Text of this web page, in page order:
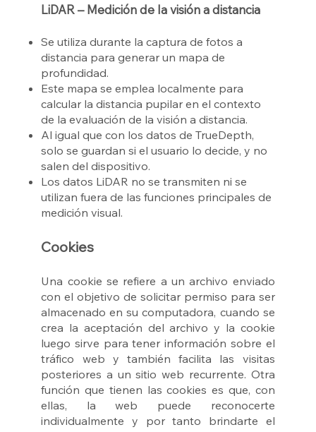
LiDAR – Medición de la visión a distancia
Se utiliza durante la captura de fotos a
distancia para generar un mapa de
profundidad.
Este mapa se emplea localmente para
calcular la distancia pupilar en el contexto
de la evaluación de la visión a distancia.
Al igual que con los datos de TrueDepth,
solo se guardan si el usuario lo decide, y no
salen del dispositivo.
Los datos LiDAR no se transmiten ni se
utilizan fuera de las funciones principales de
medición visual.
Cookies
Una cookie se refiere a un archivo enviado
con el objetivo de solicitar permiso para ser
almacenado en su computadora, cuando se
crea la aceptación del archivo y la cookie
luego sirve para tener información sobre el
tráfico web y también facilita las visitas
posteriores a un sitio web recurrente. Otra
función que tienen las cookies es que, con
ellas, la web puede reconocerte
individualmente y por tanto brindarte el